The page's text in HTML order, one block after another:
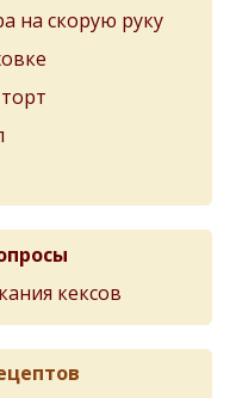
на скорую руку
кексов